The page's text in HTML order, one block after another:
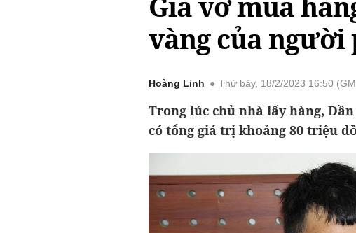
vàng của
Hoàng Linh Thứ bảy, 18/2/2023 16:50
Trong lúc chủ nhà lấy hàng,
có tổng giá trị khoảng 80 triệu